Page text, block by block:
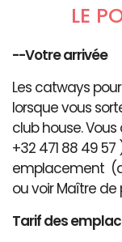
LE
--Votre arrivée
Les catways
lorsque vous
club house.
+32 471 88 49
emplacement
ou voir Maître de
Tarif des